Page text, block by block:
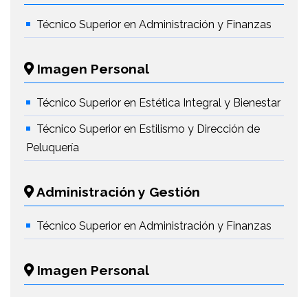
Técnico Superior en Administración y Finanzas
Imagen Personal
Técnico Superior en Estética Integral y Bienestar
Técnico Superior en Estilismo y Dirección de
Peluquería
Administración y Gestión
Técnico Superior en Administración y Finanzas
Imagen Personal